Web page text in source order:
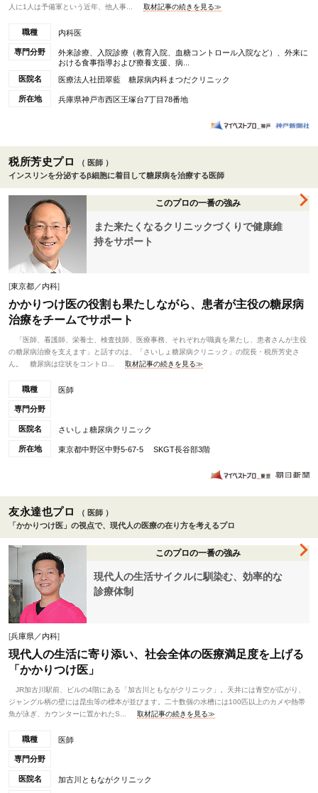
人に1人は予備軍という近年、他人事...
取材記事の続きを見る≫
職種 内科医
専門分野
外来診療、入院診療（教育入院、血糖コントロール入院など）、外来に
おける食事指導および療養支援、病...
医院名
医療法人社団翠藍 糖尿病内科まつだクリニック
所在地 兵庫県神戸市西区王塚台7丁目78番地
税所芳史プロ
（ 医師 ）
インスリンを分泌するβ細胞に着目して糖尿病を治療する医師
このプロの一番の強み
また来たくなるクリニックづくりで健康維
持をサポート
[東京都／内科]
かかりつけ医の役割も果たしながら、患者が主役の糖尿病
治療をチームでサポート
「医師、看護師、栄養士、検査技師、医療事務、それぞれが職責を果たし、患者さんが主役
の糖尿病治療を支えます」と話すのは、「さいしょ糖尿病クリニック」の院長・税所芳史さ
ん。 糖尿病は症状をコントロ...
取材記事の続きを見る≫
職種 医師
専門分野
医院名 さいしょ糖尿病クリニック
所在地 東京都中野区中野5-67-5 SKGT長谷部3階
友永達也プロ
（ 医師 ）
「かかりつけ医」の視点で、現代人の医療の在り方を考えるプロ
このプロの一番の強み
現代人の生活サイクルに馴染む、効率的な
診療体制
[兵庫県／内科]
現代人の生活に寄り添い、社会全体の医療満足度を上げる
「かかりつけ医」
JR加古川駅前、ビルの4階にある「加古川ともながクリニック」。天井には青空が広がり、
ジャングル柄の壁には昆虫等の標本が並びます。二十数個の水槽には100匹以上のカメや熱帯
魚が泳ぎ、カウンターに置かれたS...
取材記事の続きを見る≫
職種 医師
専門分野
医院名 加古川ともながクリニック